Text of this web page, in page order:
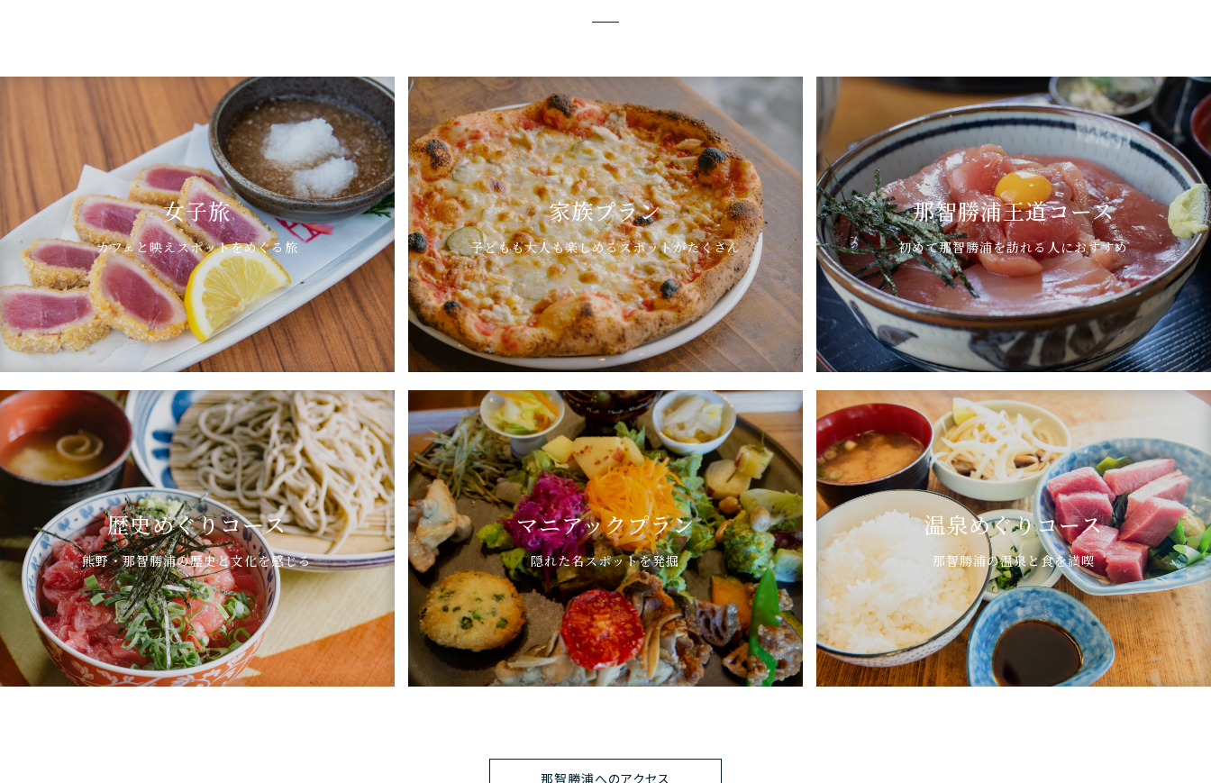
女子旅
カフェと映えスポットをめぐる旅
家族プラン
子どもも大人も楽しめるスポットがたくさん
那智勝浦王道コース
初めて那智勝浦を訪れる人におすすめ
歴史めぐりコース
熊野・那智勝浦の歴史と文化を感じる
マニアックプラン
隠れた名スポットを発掘
温泉めぐりコース
那智勝浦の温泉と食を満喫
那智勝浦へのアクセス